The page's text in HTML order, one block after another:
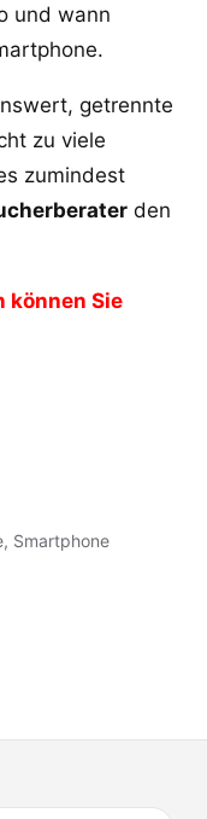
und wann
getrennte
zu viele
zumindest
den
können Sie
, Smartphone